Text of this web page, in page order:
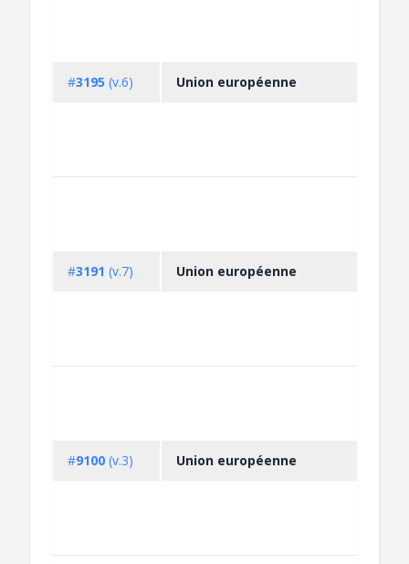
#3195 (v.6) Union européenne
#3191 (v.7) Union européenne
#9100 (v.3) Union européenne